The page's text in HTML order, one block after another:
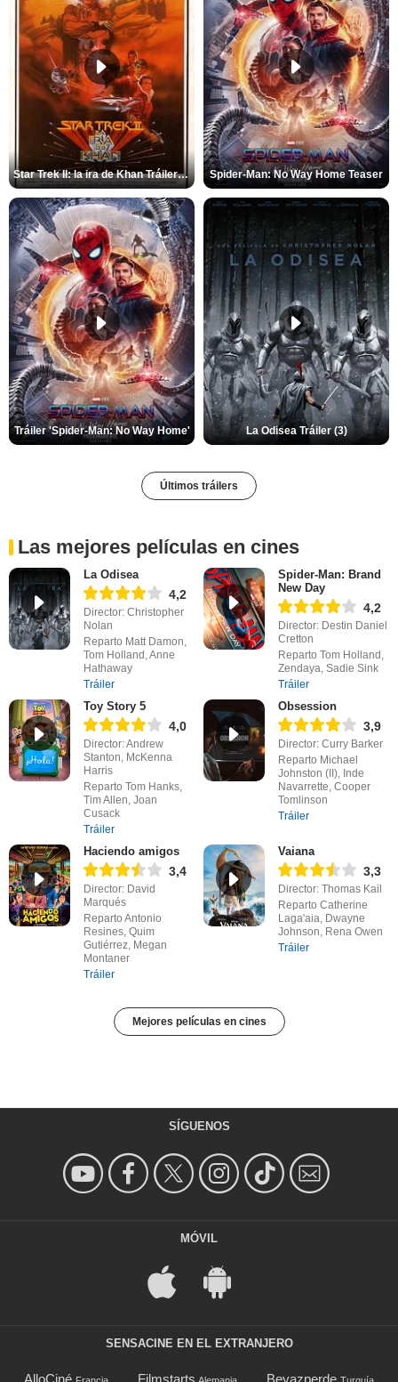
Star Trek II: la ira de Khan Tráiler VO Spider-Man: No Way Home Teaser
Tráiler 'Spider-Man: No Way Home' La Odisea Tráiler (3)
Últimos tráilers
Las mejores películas en cines
La Odisea
4,2
Director: Christopher
Nolan
Reparto Matt Damon,
Tom Holland, Anne
Hathaway
Tráiler
Spider-Man: Brand
New Day
4,2
Director: Destin Daniel
Cretton
Reparto Tom Holland,
Zendaya, Sadie Sink
Tráiler
Toy Story 5
4,0
Director: Andrew
Stanton, McKenna
Harris
Reparto Tom Hanks,
Tim Allen, Joan
Cusack
Tráiler
Obsession
3,9
Director: Curry Barker
Reparto Michael
Johnston (II), Inde
Navarrette, Cooper
Tomlinson
Tráiler
Haciendo amigos
3,4
Director: David
Marqués
Reparto Antonio
Resines, Quim
Gutiérrez, Megan
Montaner
Tráiler
Vaiana
3,3
Director: Thomas Kail
Reparto Catherine
Laga'aia, Dwayne
Johnson, Rena Owen
Tráiler
Mejores películas en cines
SÍGUENOS
MÓVIL
SENSACINE EN EL EXTRANJERO
AlloCiné Filmstarts Beyazperde